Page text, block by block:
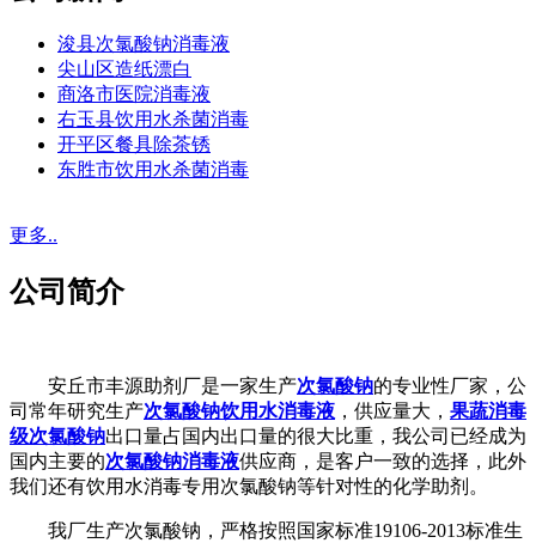
浚县次氯酸钠消毒液
尖山区造纸漂白
商洛市医院消毒液
右玉县饮用水杀菌消毒
开平区餐具除茶锈
东胜市饮用水杀菌消毒
更多..
公司简介
安丘市丰源助剂厂是一家生产次氯酸钠的专业性厂家，公
司常年研究生产次氯酸钠饮用水消毒液 ，供应量大， 果蔬消毒
级次氯酸钠出口量占国内出口量的很大比重，我公司已经成为
国内主要的次氯酸钠消毒液供应商，是客户一致的选择，此外
我们还有饮用水消毒专用次氯酸钠等针对性的化学助剂。
我厂生产次氯酸钠，严格按照国家标准19106-2013标准生